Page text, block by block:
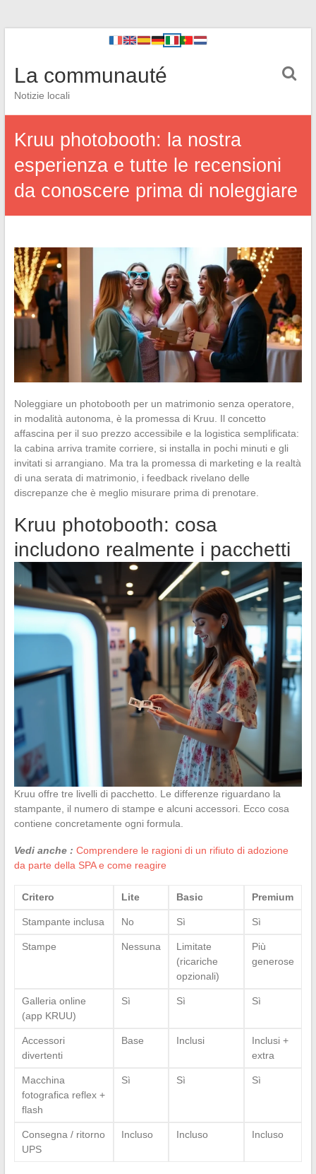
La communauté
Notizie locali
Kruu photobooth: la nostra
esperienza e tutte le recensioni
da conoscere prima di noleggiare
Noleggiare un photobooth per un matrimonio senza operatore,
in modalità autonoma, è la promessa di Kruu. Il concetto
affascina per il suo prezzo accessibile e la logistica semplificata:
la cabina arriva tramite corriere, si installa in pochi minuti e gli
invitati si arrangiano. Ma tra la promessa di marketing e la realtà
di una serata di matrimonio, i feedback rivelano delle
discrepanze che è meglio misurare prima di prenotare.
Kruu photobooth: cosa
includono realmente i pacchetti
Kruu offre tre livelli di pacchetto. Le differenze riguardano la
stampante, il numero di stampe e alcuni accessori. Ecco cosa
contiene concretamente ogni formula.
Vedi anche : Comprendere le ragioni di un rifiuto di adozione
da parte della SPA e come reagire
Critero Lite Basic Premium
Stampante inclusa No Sì Sì
Stampe Nessuna
Limitate
(ricariche
opzionali)
Più
generose
Galleria online
(app KRUU)
Sì Sì Sì
Accessori
divertenti
Base Inclusi
Inclusi +
extra
Macchina
fotografica reflex +
flash
Sì Sì Sì
Consegna / ritorno
UPS
Incluso Incluso Incluso